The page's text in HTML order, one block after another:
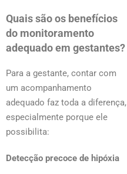
Quais são os benefícios
do monitoramento
adequado em gestantes?
Para a gestante, contar com
um acompanhamento
adequado faz toda a diferença,
especialmente porque ele
possibilita:
Detecção precoce de hipóxia